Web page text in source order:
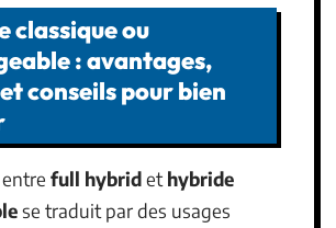
classique ou
: avantages,
conseils pour bien
full hybridet hybride
se traduit par des usages